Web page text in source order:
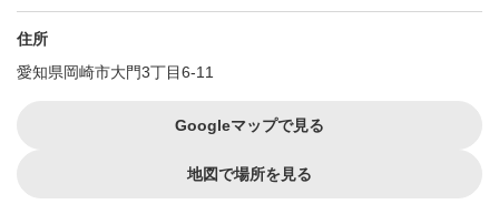
住所
愛知県岡崎市大門3丁目6-11
Googleマップで見る
地図で場所を見る